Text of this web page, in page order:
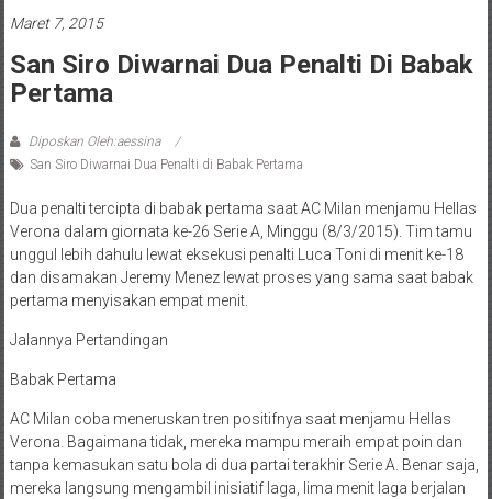
Maret 7, 2015
San Siro Diwarnai Dua Penalti Di Babak
Pertama
Diposkan Oleh:aessina
San Siro Diwarnai Dua Penalti di Babak Pertama
Dua penalti tercipta di babak pertama saat AC Milan menjamu Hellas
Verona dalam giornata ke-26 Serie A, Minggu (8/3/2015). Tim tamu
unggul lebih dahulu lewat eksekusi penalti Luca Toni di menit ke-18
dan disamakan Jeremy Menez lewat proses yang sama saat babak
pertama menyisakan empat menit.
Jalannya Pertandingan
Babak Pertama
AC Milan coba meneruskan tren positifnya saat menjamu Hellas
Verona. Bagaimana tidak, mereka mampu meraih empat poin dan
tanpa kemasukan satu bola di dua partai terakhir Serie A. Benar saja,
mereka langsung mengambil inisiatif laga, lima menit laga berjalan